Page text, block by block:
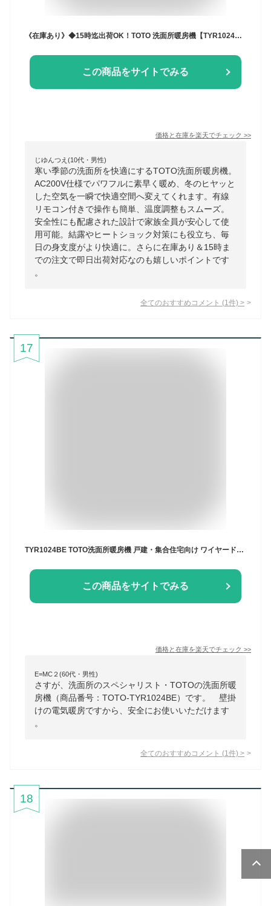
《在庫あり》◆15時迄出荷OK！TOTO 洗面所暖房機【TYR1024BE】(AC200V) ワイヤードリモコン(有線)付き
この商品をサイトでみる
価格と在庫を楽天でチェック >>
じゆんつえ(10代・男性)
寒い季節の洗面所を快適にするTOTO洗面所暖房機。
AC200V仕様でパワフルに素早く暖め、冬のヒヤッと
した空気を一瞬で快適空間へ変えてくれます。有線
リモコン付きで操作も簡単、温度調整もスムーズ。
安全性にも配慮された設計で家族全員が安心して使
用可能。結露やヒートショック対策にも役立ち、毎
日の身支度がより快適に。さらに在庫あり＆15時ま
での注文で即日出荷対応なのも嬉しいポイントです
。
全てのおすすめコメント (1 件) >
17
TYR1024BE TOTO洗面所暖房機 戸建・集合住宅向け ワイヤードリモコン(有線) AC200V 送料無料()
この商品をサイトでみる
価格と在庫を楽天でチェック >>
E=MC２(60代・男性)
さすが、洗面所のスペシャリスト・TOTOの洗面所暖
房機（商品番号：TOTO-TYR1024BE）です。 壁掛
けの電気暖房ですから、安全にお使いいただけます
。
全てのおすすめコメント (1 件) >
18